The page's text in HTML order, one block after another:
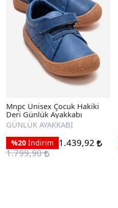
Mnpc Unisex Çocuk Hakiki
Deri Günlük Ayakkabı
GÜNLÜK AYAKKABI
%20 İndirim
1.439,92
1.799,90